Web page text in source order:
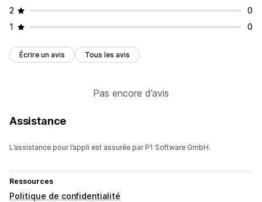
2
0
1
0
Écrire un avis Tous les avis
Pas encore d’avis
Assistance
L’assistance pour l’appli est assurée par P1 Software GmbH.
Ressources
Politique de confidentialité